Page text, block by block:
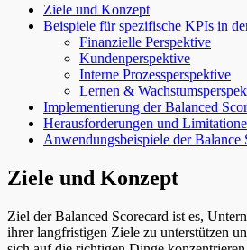
Ziele und Konzept
Beispiele für spezifische KPIs in
Finanzielle Perspektive
Kundenperspektive
Interne Prozessperspektive
Lernen &
Implementierung der Balanced
Herausforderungen und
Anwendungsbeispiele der Balance
Ziele und Konzept
Ziel der Balanced Scorecard ist es,
ihrer langfristigen Ziele zu unterstützen